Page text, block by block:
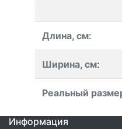
Длина, см:
Ширина, см:
Реальный
Информация